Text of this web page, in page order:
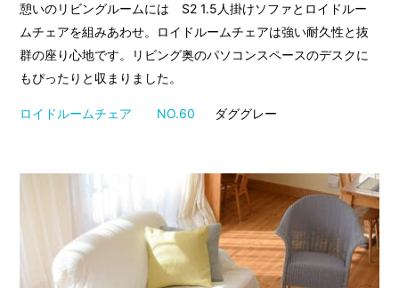
憩いのリビングルームには S2 1.5人掛けソファとロイドルー
ムチェアを組みあわせ。ロイドルームチェアは強い耐久性と抜
群の座り心地です。リビング奥のパソコンスペースのデスクに
もぴったりと収まりました。
ロイドルームチェア NO.60 ダググレー